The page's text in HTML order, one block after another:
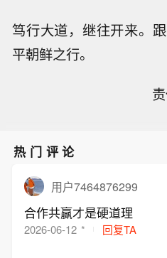
笃行大道，继往开来。
平朝鲜之行。
热门评论
用户7464876299
合作共赢才是硬道理
2026-06-12 * 回复TA